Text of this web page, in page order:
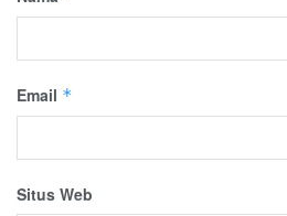
Email *
Situs Web